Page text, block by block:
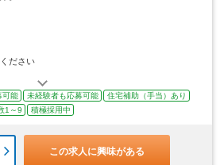
ださい
可能 未経験者も応募可能
住宅補助（手当）あり
1～9 積極採用中
この求人に興味がある